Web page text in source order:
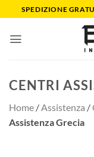
ai
contenuti
SPEDIZIONE
CENTRI
Home /Assistenza /
Assistenza Grecia